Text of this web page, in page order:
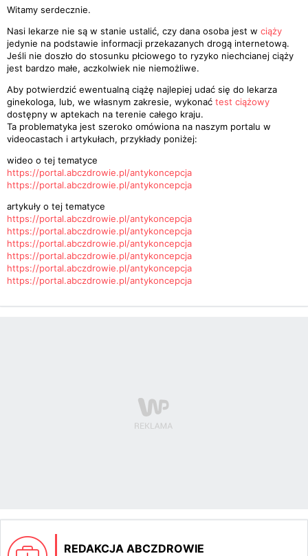
Witamy serdecznie.
Nasi lekarze nie są w stanie ustalić, czy dana osoba jest w ciąży
jedynie na podstawie informacji przekazanych drogą internetową.
Jeśli nie doszło do stosunku płciowego to ryzyko niechcianej ciąży
jest bardzo małe, aczkolwiek nie niemożliwe.
Aby potwierdzić ewentualną ciążę najlepiej udać się do lekarza
ginekologa, lub, we własnym zakresie, wykonać test ciążowy
dostępny w aptekach na terenie całego kraju.
Ta problematyka jest szeroko omówiona na naszym portalu w
videocastach i artykułach, przykłady poniżej:
wideo o tej tematyce
https://portal.abczdrowie.pl/antykoncepcja
https://portal.abczdrowie.pl/antykoncepcja
artykuły o tej tematyce
https://portal.abczdrowie.pl/antykoncepcja
https://portal.abczdrowie.pl/antykoncepcja
https://portal.abczdrowie.pl/antykoncepcja
https://portal.abczdrowie.pl/antykoncepcja
https://portal.abczdrowie.pl/antykoncepcja
https://portal.abczdrowie.pl/antykoncepcja
REDAKCJA ABCZDROWIE